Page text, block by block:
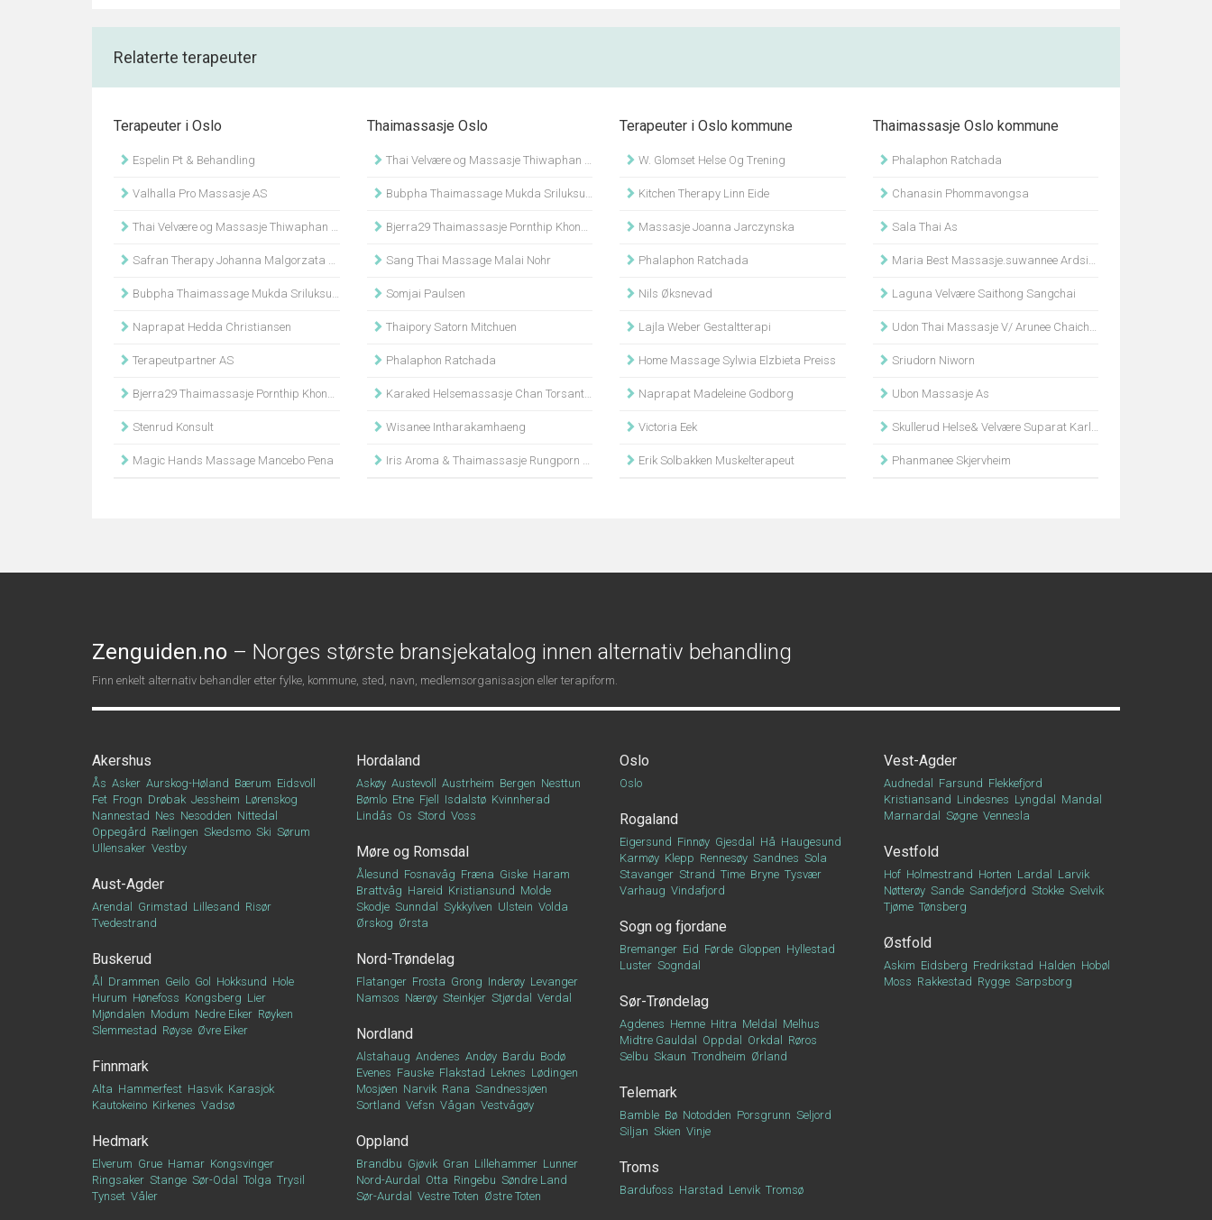
Relaterte terapeuter
Terapeuter i Oslo
Espelin Pt & Behandling
Valhalla Pro Massasje AS
Thai Velvære og Massasje Thiwaphan Khotsakueng
Safran Therapy Johanna Malgorzata Szafran
Bubpha Thaimassage Mukda Sriluksungnern
Naprapat Hedda Christiansen
Terapeutpartner AS
Bjerra29 Thaimassasje Pornthip Khongsap
Stenrud Konsult
Magic Hands Massage Mancebo Pena
Thaimassasje Oslo
Thai Velvære og Massasje Thiwaphan Khotsakueng
Bubpha Thaimassage Mukda Sriluksungnern
Bjerra29 Thaimassasje Pornthip Khongsap
Sang Thai Massage Malai Nohr
Somjai Paulsen
Thaipory Satorn Mitchuen
Phalaphon Ratchada
Karaked Helsemassasje Chan Torsantiah
Wisanee Intharakamhaeng
Iris Aroma & Thaimassasje Rungporn Uthaisa
Terapeuter i Oslo kommune
W. Glomset Helse Og Trening
Kitchen Therapy Linn Eide
Massasje Joanna Jarczynska
Phalaphon Ratchada
Nils Øksnevad
Lajla Weber Gestaltterapi
Home Massage Sylwia Elzbieta Preiss
Naprapat Madeleine Godborg
Victoria Eek
Erik Solbakken Muskelterapeut
Thaimassasje Oslo kommune
Phalaphon Ratchada
Chanasin Phommavongsa
Sala Thai As
Maria Best Massasje.suwannee Ardsing
Laguna Velvære Saithong Sangchai
Udon Thai Massasje V/ Arunee Chaicharoen
Sriudorn Niworn
Ubon Massasje As
Skullerud Helse& Velvære Suparat Karlsen
Phanmanee Skjervheim
Zenguiden.no – Norges største bransjekatalog innen alternativ behandling
Finn enkelt alternativ behandler etter fylke, kommune, sted, navn, medlemsorganisasjon eller terapiform.
Akershus
Ås Asker Aurskog-Høland Bærum Eidsvoll
Fet Frogn Drøbak Jessheim Lørenskog
Nannestad Nes Nesodden Nittedal
Oppegård Rælingen Skedsmo Ski Sørum
Ullensaker Vestby
Aust-Agder
Arendal Grimstad Lillesand Risør
Tvedestrand
Buskerud
Ål Drammen Geilo Gol Hokksund Hole
Hurum Hønefoss Kongsberg Lier
Mjøndalen Modum Nedre Eiker Røyken
Slemmestad Røyse Øvre Eiker
Finnmark
Alta Hammerfest Hasvik Karasjok
Kautokeino Kirkenes Vadsø
Hedmark
Elverum Grue Hamar Kongsvinger
Ringsaker Stange Sør-Odal Tolga Trysil
Tynset Våler
Hordaland
Askøy Austevoll Austrheim Bergen Nesttun
Bømlo Etne Fjell Isdalstø Kvinnherad
Lindås Os Stord Voss
Møre og Romsdal
Ålesund Fosnavåg Fræna Giske Haram
Brattvåg Hareid Kristiansund Molde
Skodje Sunndal Sykkylven Ulstein Volda
Ørskog Ørsta
Nord-Trøndelag
Flatanger Frosta Grong Inderøy Levanger
Namsos Nærøy Steinkjer Stjørdal Verdal
Nordland
Alstahaug Andenes Andøy Bardu Bodø
Evenes Fauske Flakstad Leknes Lødingen
Mosjøen Narvik Rana Sandnessjøen
Sortland Vefsn Vågan Vestvågøy
Oppland
Brandbu Gjøvik Gran Lillehammer Lunner
Nord-Aurdal
Otta Ringebu Søndre Land
Sør-Aurdal
Vestre Toten Østre Toten
Oslo
Oslo
Rogaland
Eigersund Finnøy Gjesdal Hå Haugesund
Karmøy Klepp Rennesøy Sandnes Sola
Stavanger Strand Time Bryne Tysvær
Varhaug Vindafjord
Sogn og fjordane
Bremanger Eid Førde Gloppen Hyllestad
Luster Sogndal
Sør-Trøndelag
Agdenes Hemne Hitra Meldal
Melhus
Midtre Gauldal
Oppdal Orkdal
Røros
Selbu Skaun Trondheim Ørland
Telemark
Bamble Bø Notodden Porsgrunn Seljord
Siljan Skien Vinje
Troms
Bardufoss Harstad Lenvik Tromsø
Vest-Agder
Audnedal Farsund Flekkefjord
Kristiansand Lindesnes Lyngdal
Mandal
Marnardal
Søgne Vennesla
Vestfold
Hof Holmestrand Horten Lardal
Larvik
Nøtterøy Sande Sandefjord Stokke Svelvik
Tjøme Tønsberg
Østfold
Askim Eidsberg Fredrikstad Halden Hobøl
Moss Rakkestad Rygge Sarpsborg